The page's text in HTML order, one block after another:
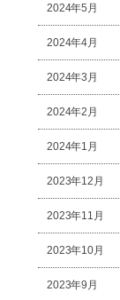
2024年5月
2024年4月
2024年3月
2024年2月
2024年1月
2023年12月
2023年11月
2023年10月
2023年9月